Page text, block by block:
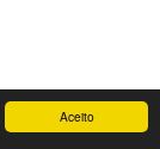
Aceito